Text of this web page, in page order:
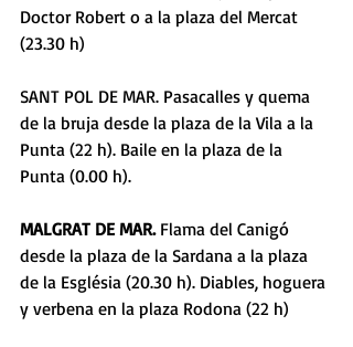
Doctor Robert o a la plaza del Mercat
(23.30 h)
SANT POL DE MAR. Pasacalles y quema
de la bruja desde la plaza de la Vila a la
Punta (22 h). Baile en la plaza de la
Punta (0.00 h).
MALGRAT DE MAR. Flama del Canigó
desde la plaza de la Sardana a la plaza
de la Església (20.30 h). Diables, hoguera
y verbena en la plaza Rodona (22 h)